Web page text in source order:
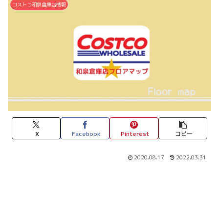
コストコ和泉倉庫店情報
X Facebook Pinterest コピー
2020.08.17 2022.03.31